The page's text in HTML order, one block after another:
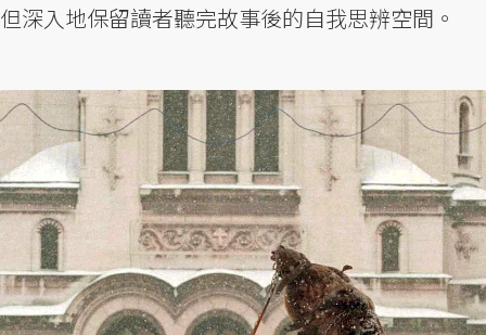
但深入地保留讀者聽完故事後的自我思辨空間。